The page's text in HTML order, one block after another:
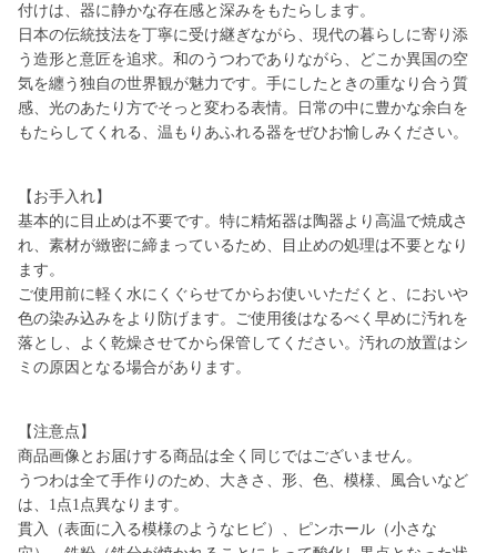
付けは、器に静かな存在感と深みをもたらします。
日本の伝統技法を丁寧に受け継ぎながら、現代の暮らしに寄り添
う造形と意匠を追求。和のうつわでありながら、どこか異国の空
気を纏う独自の世界観が魅力です。手にしたときの重なり合う質
感、光のあたり方でそっと変わる表情。日常の中に豊かな余白を
もたらしてくれる、温もりあふれる器をぜひお愉しみください。
【お手入れ】
基本的に目止めは不要です。特に精炻器は陶器より高温で焼成さ
れ、素材が緻密に締まっているため、目止めの処理は不要となり
ます。
ご使用前に軽く水にくぐらせてからお使いいただくと、においや
色の染み込みをより防げます。ご使用後はなるべく早めに汚れを
落とし、よく乾燥させてから保管してください。汚れの放置はシ
ミの原因となる場合があります。
【注意点】
商品画像とお届けする商品は全く同じではございません。
うつわは全て手作りのため、大きさ、形、色、模様、風合いなど
は、1点1点異なります。
貫入（表面に入る模様のようなヒビ）、ピンホール（小さな